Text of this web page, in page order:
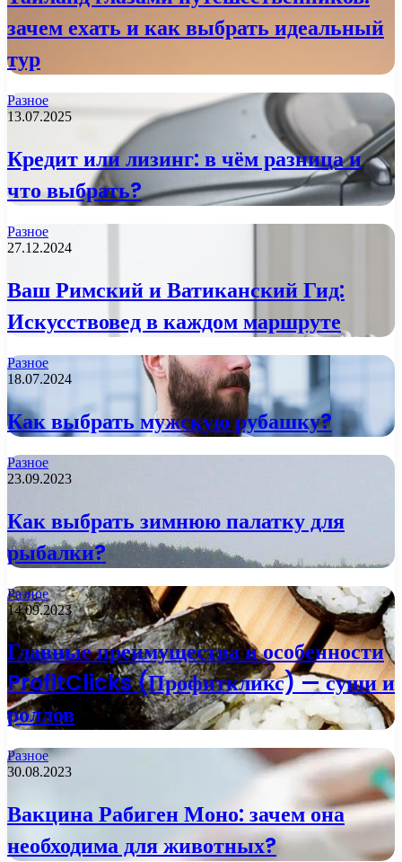
зачем ехать и как выбрать идеальный
тур
Разное
13.07.2025
Кредит или лизинг: в чём разница и
что выбрать?
Разное
27.12.2024
Ваш Римский и Ватиканский Гид:
Искусствовед в каждом маршруте
Разное
18.07.2024
Как выбрать мужскую рубашку?
Разное
23.09.2023
Как выбрать зимнюю палатку для
рыбалки?
Разное
14.09.2023
Главные преимущества и особенности
ProfitClicks (Профиткликс) — суши и
роллов
Разное
30.08.2023
Вакцина Рабиген Моно: зачем она
необходима для животных?